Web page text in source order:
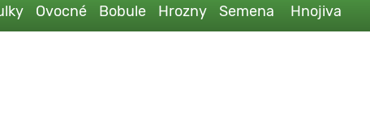
Ovocné Bobule Hrozny Semena Hnojiva